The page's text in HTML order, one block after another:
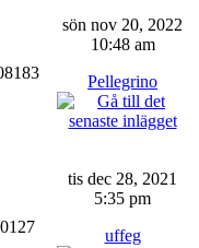
sön nov 20, 2022
10:48 am
Pellegrino
tis dec 28, 2021
5:35 pm
uffeg